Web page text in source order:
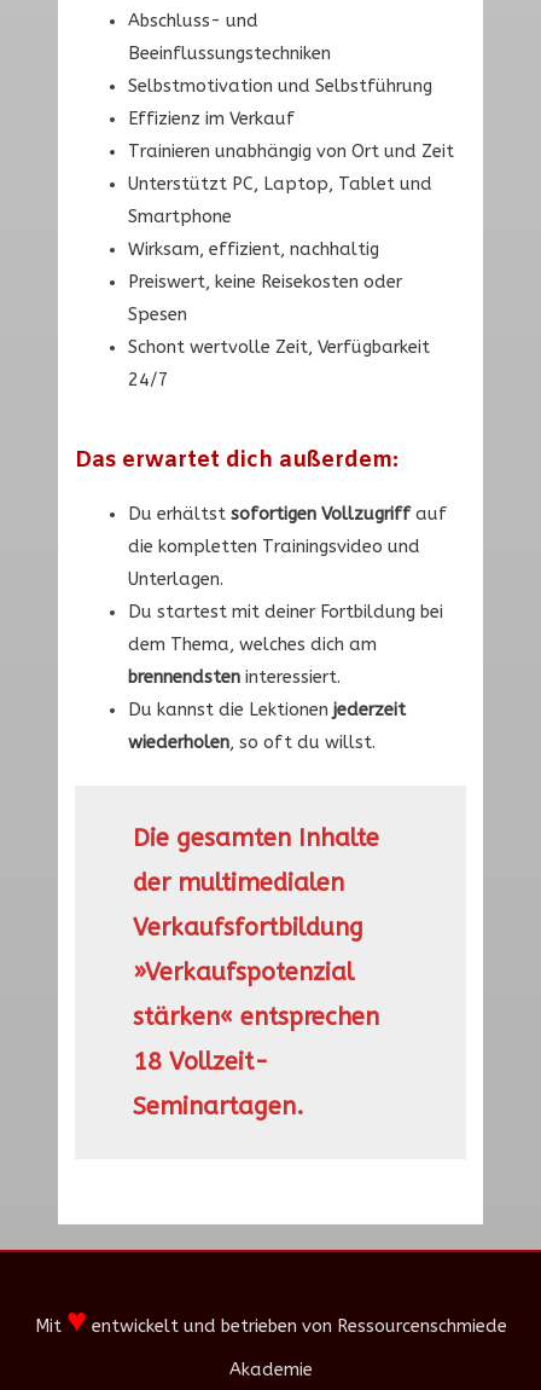
Abschluss- und
Beeinflussungstechniken
Selbstmotivation und Selbstführung
Effizienz im Verkauf
Trainieren unabhängig von Ort und Zeit
Unterstützt PC, Laptop, Tablet und
Smartphone
Wirksam, effizient, nachhaltig
Preiswert, keine Reisekosten oder
Spesen
Schont wertvolle Zeit, Verfügbarkeit
24/7
Das erwartet dich außerdem:
Du erhältstsofortigen Vollzugriffauf
die kompletten Trainingsvideo und
Unterlagen.
Du startest mit deiner Fortbildung bei
dem Thema, welches dich am
brennendsten interessiert.
Du kannst die Lektionenjederzeit
wiederholen, so oft du willst.
Die gesamten Inhalte
der multimedialen
Verkaufsfortbildung
»Verkaufspotenzial
stärken« entsprechen
18 Vollzeit-
Seminartagen.
Mit ♥ entwickelt und betrieben von Ressourcenschmiede
Akademie